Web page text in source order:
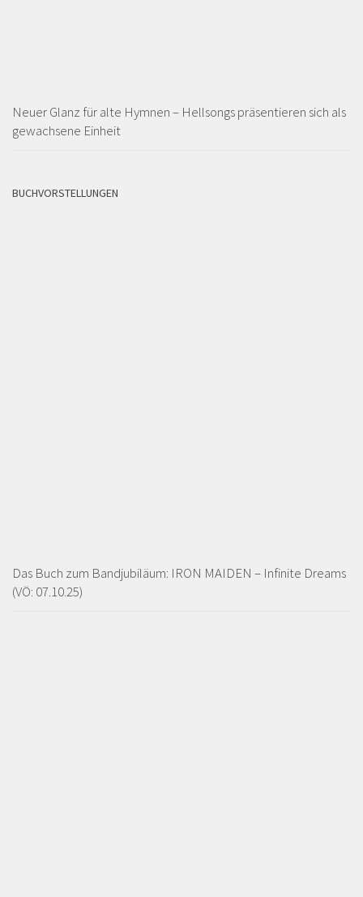
Neuer Glanz für alte Hymnen – Hellsongs präsentieren sich als
gewachsene Einheit
BUCHVORSTELLUNGEN
Das Buch zum Bandjubiläum: IRON MAIDEN – Infinite Dreams
(VÖ: 07.10.25)